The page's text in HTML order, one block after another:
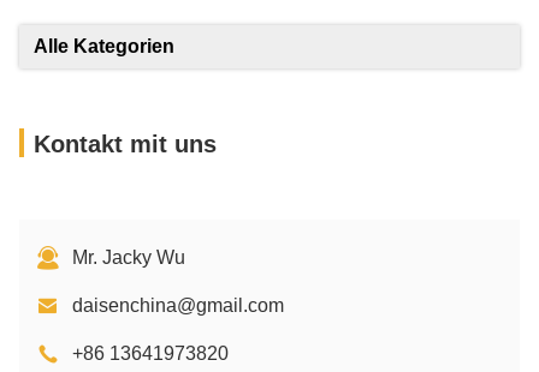
Alle Kategorien
Kontakt mit uns
Mr. Jacky Wu
daisenchina@gmail.com
+86 13641973820